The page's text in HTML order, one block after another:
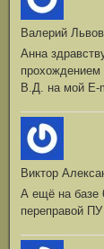
Валерий
Анна
В.Д. на мой Е-
Виктор
А ещё на базе
переправой